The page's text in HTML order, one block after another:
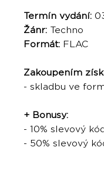
Termín vydání:
Žánr: Techno
Formát: FLAC
Zakoupením
- skladbu ve
+ Bonusy:
- 10% slevový
- 50% slevový